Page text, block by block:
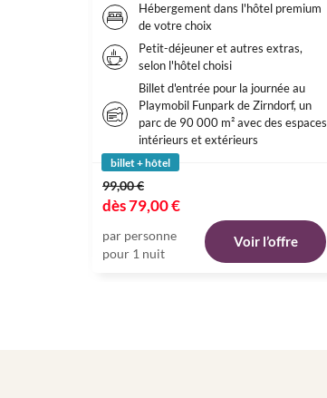
Hébergement dans l'hôtel premium
de votre choix
Petit-déjeuner et autres extras,
selon l'hôtel choisi
Billet d'entrée pour la journée au
Playmobil Funpark de Zirndorf, un
parc de 90 000 m² avec des espaces
intérieurs et extérieurs
billet + hôtel
99,00 €
dès79,00 €
par personne
pour 1 nuit
Voir l’offre